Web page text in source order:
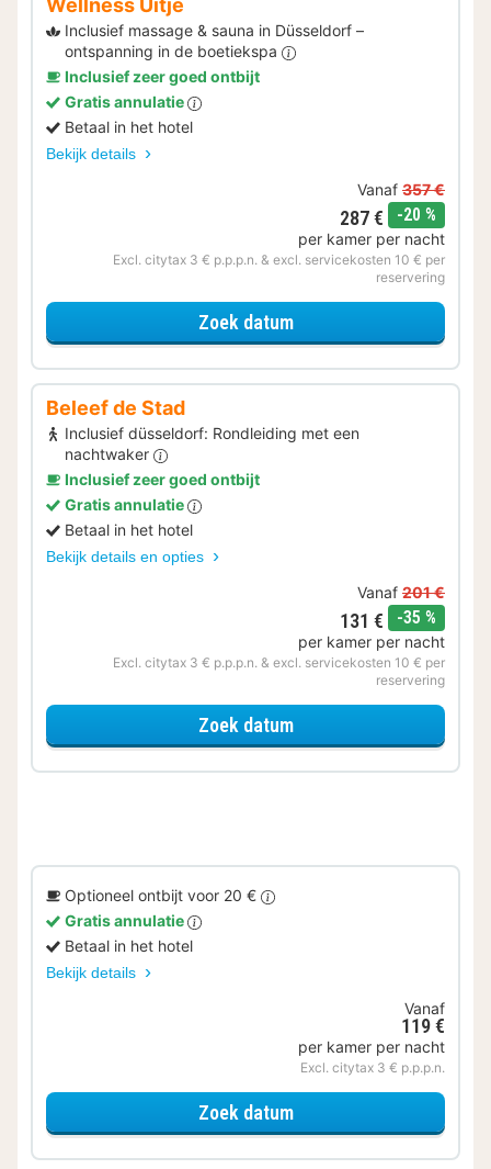
Wellness Uitje
Inclusief massage & sauna in Düsseldorf –
ontspanning in de boetiekspa
Inclusief zeer goed ontbijt
Gratis annulatie
Betaal in het hotel
Bekijk details
Vanaf 357 €
287 € -20 %
per kamer per nacht
Excl. citytax 3 € p.p.p.n. & excl. servicekosten 10 € per
reservering
Zoek datumvoor Wellness Uitje
Beleef de Stad
Inclusief düsseldorf: Rondleiding met een
nachtwaker
Inclusief zeer goed ontbijt
Gratis annulatie
Betaal in het hotel
Bekijk details en opties
Vanaf 201 €
131 € -35 %
per kamer per nacht
Excl. citytax 3 € p.p.p.n. & excl. servicekosten 10 € per
reservering
Zoek datumvoor Beleef de Stad
Optioneel ontbijt voor 20 €
Gratis annulatie
Betaal in het hotel
Bekijk details
Vanaf
119 €
per kamer per nacht
Excl. citytax 3 € p.p.p.n.
Zoek datumvoor Standaard Kamer